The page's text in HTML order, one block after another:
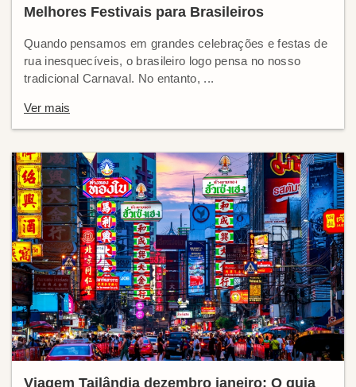
Melhores Festivais para Brasileiros
Quando pensamos em grandes celebrações e festas de
rua inesquecíveis, o brasileiro logo pensa no nosso
tradicional Carnaval. No entanto, ...
Ver mais
Viagem Tailândia dezembro janeiro: O guia